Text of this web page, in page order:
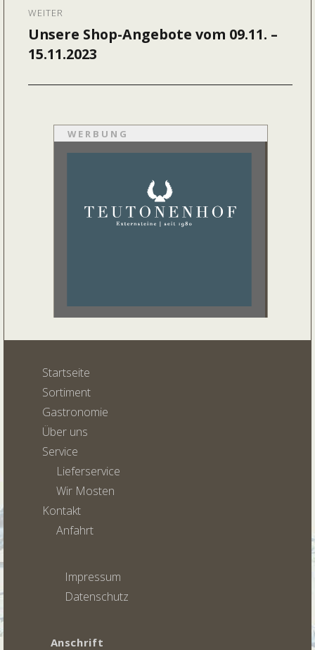
WEITER
Nächster
Beitrag:
Unsere Shop-Angebote vom 09.11. –
15.11.2023
WERBUNG
Startseite
Sortiment
Gastronomie
Über uns
Service
Lieferservice
Wir Mosten
Kontakt
Anfahrt
Impressum
Datenschutz
Anschrift